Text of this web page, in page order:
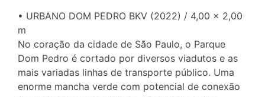
• URBANO DOM PEDRO BKV (2022) / 4,00 x 2,00
m
No coração da cidade de São Paulo, o Parque
Dom Pedro é cortado por diversos viadutos e as
mais variadas linhas de transporte público. Uma
enorme mancha verde com potencial de conexão